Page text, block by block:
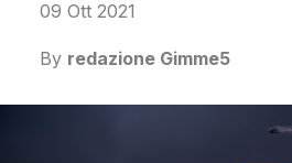
Partnership & Co
09 Ott 2021
By redazione Gimme5